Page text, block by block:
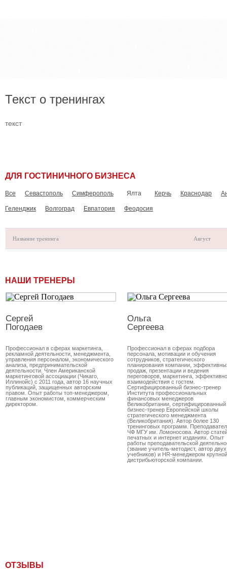
Текст о тренингах
текст
ДЛЯ ГОСТИНИЧНОГО БИЗНЕСА
Все Севастополь Симферополь Ялта Керчь Краснодар
Геленджик Волгоград Евпатория Феодосия
Название тренинга Август
НАШИ ТРЕНЕРЫ
Сергей
Погодаев
Профессионал в сферах маркетинга,
рекламной деятельности, менеджмента,
управления персоналом, экономического
анализа, предпринимательской
деятельности. Член Американской
маркетинговой ассоциации (Чикаго,
Иллинойс) с 2011 года, автор 16 научных
публикаций, защищенных авторским
правом. Опыт работы топ-менеджером,
главным экономистом, коммерческим
директором.
Ольга
Сергеева
Профессионал в сферах подбора
персонала, мотивации и обучения
сотрудников, стратегического
планирования компании,
продаж, презентации и ведения
переговоров, маркетинга,
взаимодействия с гостем.
Сертифицированный бизнес-тренер
Института профессиональных
финансовых менеджеров
Великобритании, сертифицированный
бизнес-тренер Европейской школы
стратегического менеджмента
(Великобритания). Автор более 130
тренинговых программ.
ЧФ МГУ им. Ломоносова. Автор
печатных и интернет изданиях. Опыт
работы преподавательской
(звание учитель-методист, автор двух
учебников) и HR-менеджером крупной
дистрибьюторской компании.
ОТЗЫВЫ